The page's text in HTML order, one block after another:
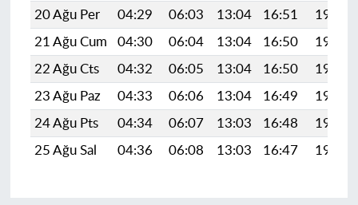
20 Ağu Per
04:29 06:03 13:04 16:51
19:55
21 Ağu Cum
04:30 06:04 13:04 16:50
19:54
22 Ağu Cts
04:32 06:05 13:04 16:50
19:52
23 Ağu Paz
04:33 06:06 13:04 16:49
19:51
24 Ağu Pts
04:34 06:07 13:03 16:48
19:49
25 Ağu Sal
04:36 06:08 13:03 16:47 19:48